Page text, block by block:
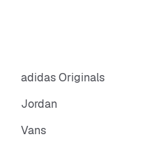
adidas Originals
Jordan
Vans